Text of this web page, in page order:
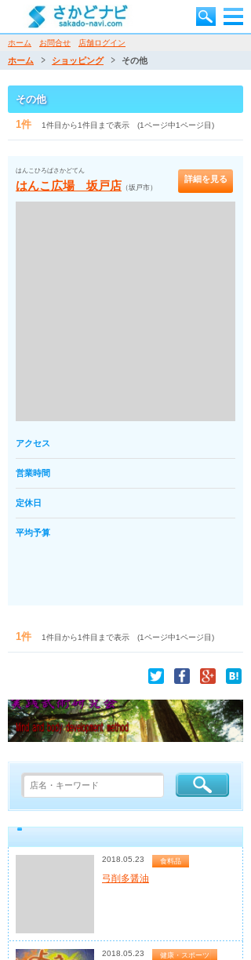
ホーム お問合せ 店舗ログイン
ホーム ショッピング その他
その他
1件 1件目から1件目まで表示 (1ページ中1ページ目)
はんこひろばさかどてん
はんこ広場 坂戸店 （坂戸市）
詳細を見る
アクセス
営業時間
定休日
平均予算
1件 1件目から1件目まで表示 (1ページ中1ページ目)
2018.05.23 食料品
弓削多醤油
2018.05.23 健康・スポーツ